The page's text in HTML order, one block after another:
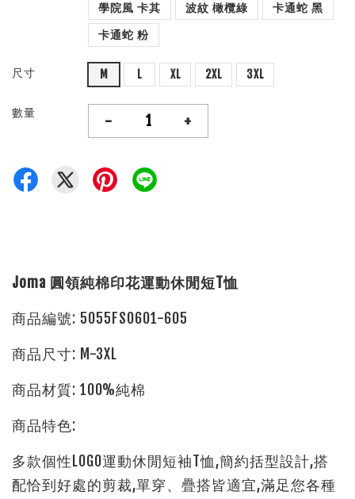
學院風 卡其
波紋 橄欖綠
卡通蛇 黑
卡通蛇 粉
尺寸 M L XL 2XL 3XL
數量 - +
Joma 圓領純棉印花運動休閒短T恤
商品編號: 5055FS0601-605
商品尺寸: M-3XL
商品材質: 100%純棉
商品特色:
多款個性LOGO運動休閒短袖T恤,簡約括型設計,搭
配恰到好處的剪裁,單穿、疊搭皆適宜,滿足您各種